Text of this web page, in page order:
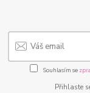
Souhlasím se
Přihlaste